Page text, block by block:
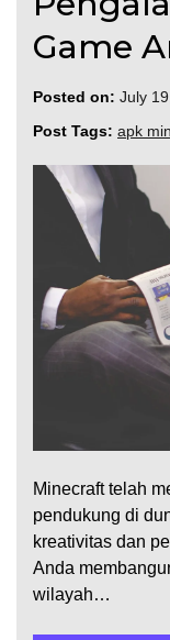
Game
Posted on: July
Post Tags: apk
Minecraft telah
pendukung di
kreativitas dan
Anda
wilayah…